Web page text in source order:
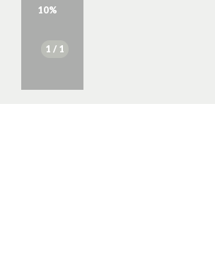
10%
1 / 1